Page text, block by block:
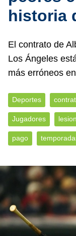
historia
El contrato de
Los Ángeles
más erróneos
Deportes
Jugadores
pago